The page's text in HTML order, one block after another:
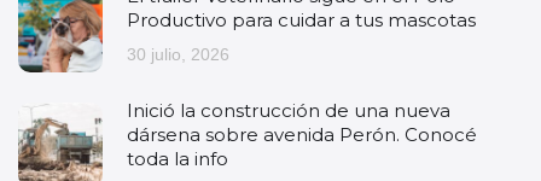
Productivo para cuidar a tus mascotas
30 julio, 2026
Inició la construcción de una nueva
dársena sobre avenida Perón. Conocé
toda la info